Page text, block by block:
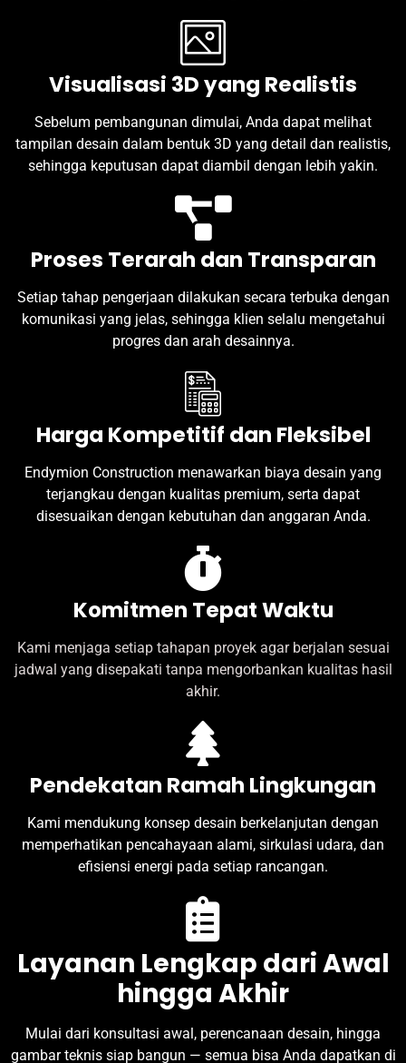
Visualisasi 3D yang Realistis
Sebelum pembangunan dimulai, Anda dapat melihat
tampilan desain dalam bentuk 3D yang detail dan realistis,
sehingga keputusan dapat diambil dengan lebih yakin.
Proses Terarah dan Transparan
Setiap tahap pengerjaan dilakukan secara terbuka dengan
komunikasi yang jelas, sehingga klien selalu mengetahui
progres dan arah desainnya.
Harga Kompetitif dan Fleksibel
Endymion Construction menawarkan biaya desain yang
terjangkau dengan kualitas premium, serta dapat
disesuaikan dengan kebutuhan dan anggaran Anda.
Komitmen Tepat Waktu
Kami menjaga setiap tahapan proyek agar berjalan sesuai
jadwal yang disepakati tanpa mengorbankan kualitas hasil
akhir.
Pendekatan Ramah Lingkungan
Kami mendukung konsep desain berkelanjutan dengan
memperhatikan pencahayaan alami, sirkulasi udara, dan
efisiensi energi pada setiap rancangan.
Layanan Lengkap dari Awal
hingga Akhir
Mulai dari konsultasi awal, perencanaan desain, hingga
gambar teknis siap bangun — semua bisa Anda dapatkan di